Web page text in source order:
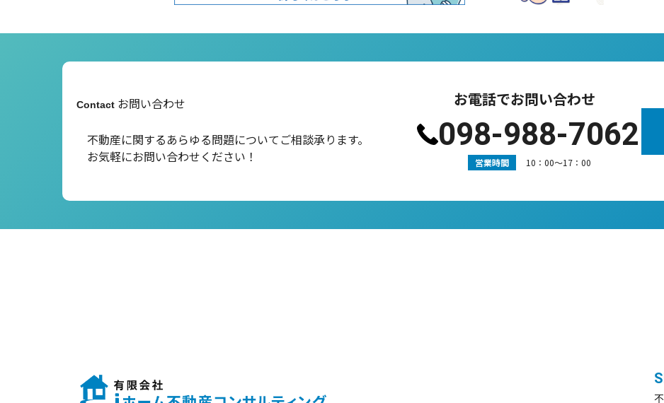
Contact お問い合わせ
不動産に関するあらゆる問題についてご相談承ります。
お気軽にお問い合わせください！
お電話でお問い合わせ
098-988-7062
営業時間 10：00〜17：00